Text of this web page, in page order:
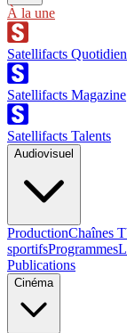
À la une
Satellifacts Quotidien
Satellifacts Magazine
Satellifacts Talents
Audiovisuel
ProductionChaînes
sportifsProgrammes
Publications
Cinéma